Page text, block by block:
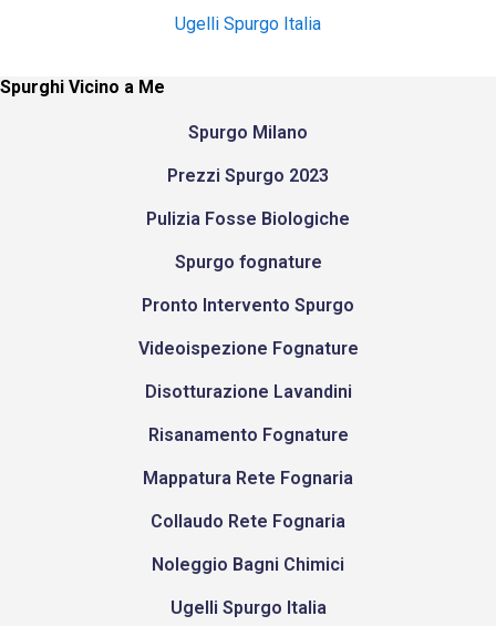
Ugelli Spurgo Italia
Spurghi Vicino a Me
Spurgo Milano
Prezzi Spurgo 2023
Pulizia Fosse Biologiche
Spurgo fognature
Pronto Intervento Spurgo
Videoispezione Fognature
Disotturazione Lavandini
Risanamento Fognature
Mappatura Rete Fognaria
Collaudo Rete Fognaria
Noleggio Bagni Chimici
Ugelli Spurgo Italia